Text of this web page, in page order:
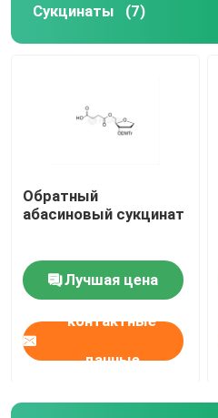
Сукцинаты (7)
Обратный
абасиновый сукцинат
Лучшая цена
контактные
данные